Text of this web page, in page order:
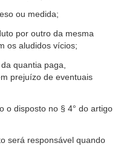
ou medida;
por outro da mesma
os aludidos vícios;
quantia paga,
prejuízo de eventuais
o disposto no § 4° do artigo
será responsável quando